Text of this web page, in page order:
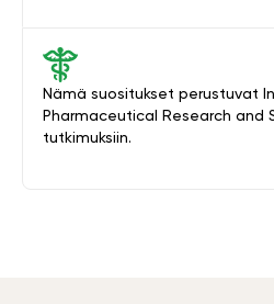
Nämä suositukset perustuvat
Pharmaceutical Research and
tutkimuksiin.